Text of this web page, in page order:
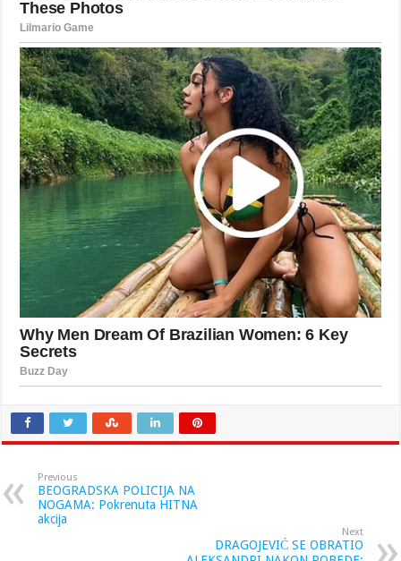
Previous
BEOGRADSKA POLICIJA NA
NOGAMA: Pokrenuta HITNA
akcija
Next
DRAGOJEVIĆ SE OBRATIO